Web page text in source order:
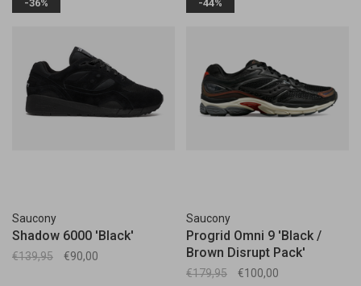
-36%
Saucony
Shadow 6000 'Black'
€139,95 €90,00
-44%
Saucony
Progrid Omni 9 'Black /
Brown Disrupt Pack'
€179,95 €100,00